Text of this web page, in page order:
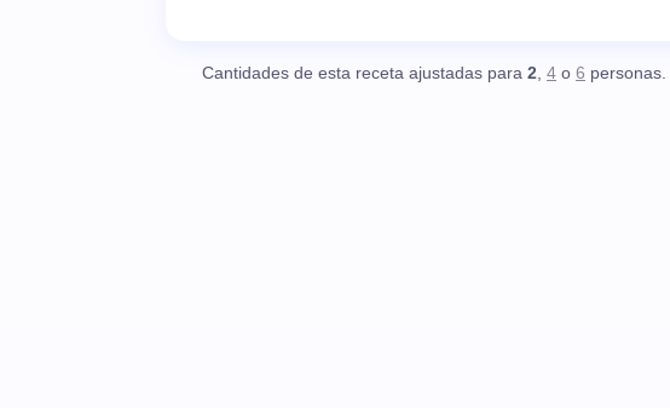
Cantidades de esta receta ajustadas para 2, 4 o 6 personas.